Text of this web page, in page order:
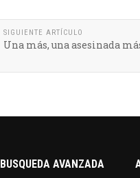
SIGUIENTE ARTÍCULO
Una más, una asesinada
BUSQUEDA AVANZADA